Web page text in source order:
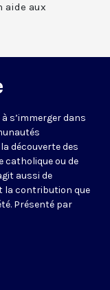
aide aux
s’immerger dans
découverte des
catholique ou de
aussi de
la contribution que
Présenté par